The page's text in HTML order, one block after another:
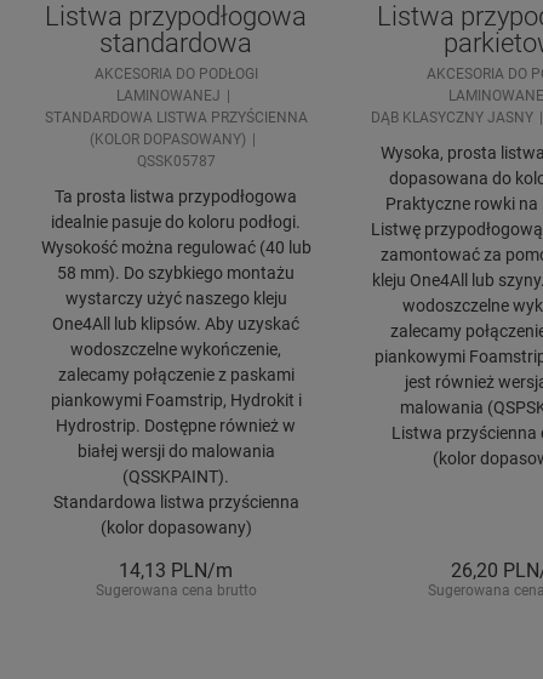
Listwa przypodłogowa
standardowa
AKCESORIA DO PODŁOGI
LAMINOWANEJ
STANDARDOWA LISTWA PRZYŚCIENNA
(KOLOR DOPASOWANY)
QSSK05787
Ta prosta listwa przypodłogowa
idealnie pasuje do koloru podłogi.
Wysokość można regulować (40 lub
58 mm). Do szybkiego montażu
wystarczy użyć naszego kleju
One4All lub klipsów. Aby uzyskać
wodoszczelne wykończenie,
zalecamy połączenie z paskami
piankowymi Foamstrip, Hydrokit i
Hydrostrip. Dostępne również w
białej wersji do malowania
(QSSKPAINT).
Standardowa listwa przyścienna
(kolor dopasowany)
14,13 PLN/m
Sugerowana cena brutto
Listwa
AKCESORIA DO
DĄB KLASYCZNY JASNY
Wysoka, prosta
dopasowana do
Praktyczne rowki na
Listwę
zamontować za
kleju One4All lub
wodoszczelne
zalecamy
piankowymi
jest również
malowania
Listwa przyścienna
(kolor
26,20
Sugerowana